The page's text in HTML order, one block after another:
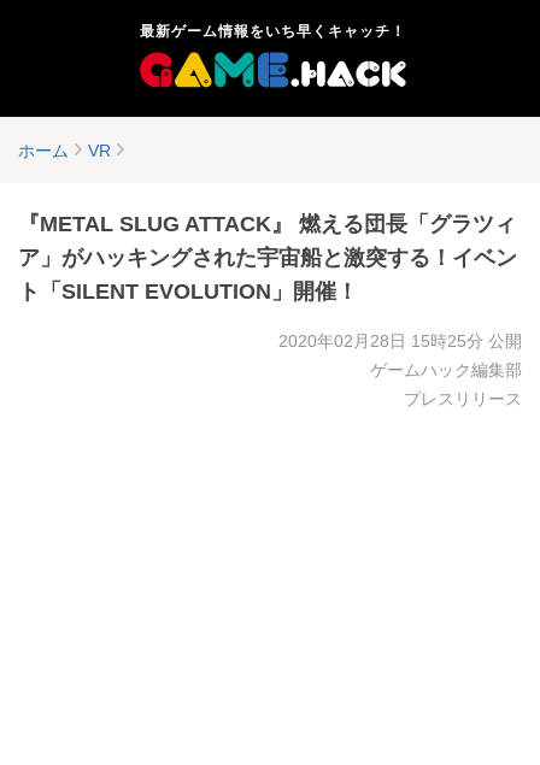
最新ゲーム情報をいち早くキャッチ！
ホーム VR
『METAL SLUG ATTACK』 燃える団長「グラツィ
ア」がハッキングされた宇宙船と激突する！イベン
ト「SILENT EVOLUTION」開催！
2020年02月28日 15時25分 公開
ゲームハック編集部
プレスリリース